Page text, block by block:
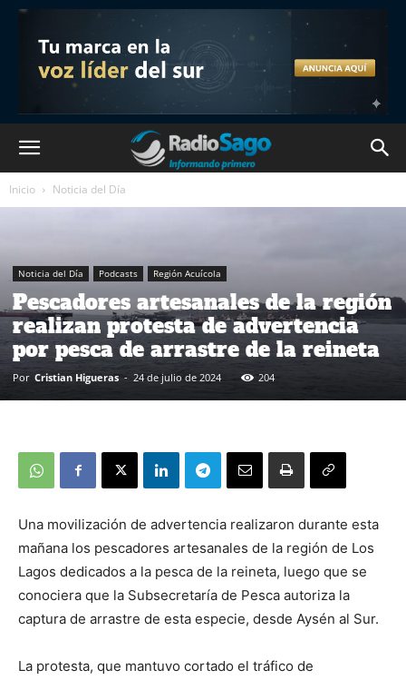
Inicio Noticia del Día
Noticia del Día Podcasts Región Acuícola
Pescadores artesanales de la región
realizan protesta de advertencia
por pesca de arrastre de la reineta
Por Cristian Higueras - 24 de julio de 2024 204
Una movilización de advertencia realizaron durante esta
mañana los pescadores artesanales de la región de Los
Lagos dedicados a la pesca de la reineta, luego que se
conociera que la Subsecretaría de Pesca autoriza la
captura de arrastre de esta especie, desde Aysén al Sur.
La protesta, que mantuvo cortado el tráfico de